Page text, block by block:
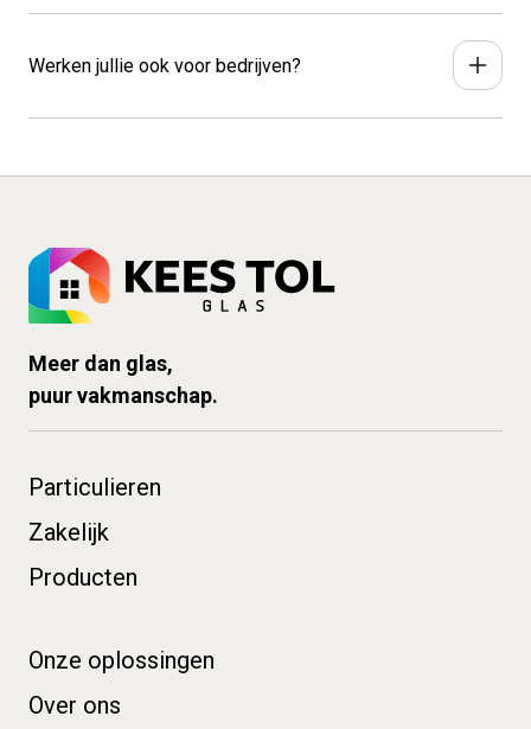
HR++ en triple glas,
maar nog lang niet alle gebouwen
zijn even goed geïsoleerd. Niet alleen betaalt deze
investering zich terug, ook is in bepaalde gevallen
Werken jullie ook voor bedrijven?
partner waar je op kunt vertrouwen. Van isolatieglas voor
woningcomplexen tot maatwerkglas voor jouw
kantoorpand of winkel. Bekijk hier meer informatie
over de mogelijkheden.
Meer dan glas,
puur vakmanschap.
Particulieren
Zakelijk
Producten
Onze oplossingen
Over ons